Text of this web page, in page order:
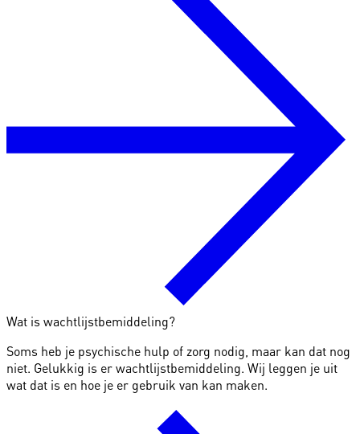
Wat is wachtlijstbemiddeling?
Soms heb je psychische hulp of zorg nodig, maar kan dat nog
niet. Gelukkig is er wachtlijstbemiddeling. Wij leggen je uit
wat dat is en hoe je er gebruik van kan maken.